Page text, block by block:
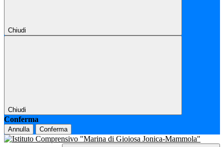
Chiudi
Chiudi
Conferma
Annulla Conferma